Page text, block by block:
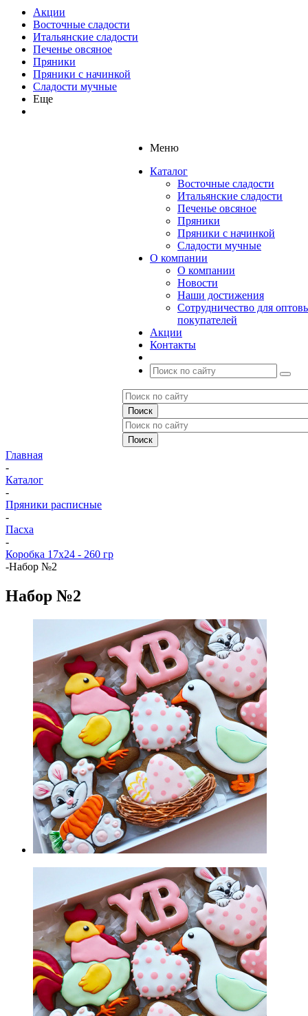
Акции
Восточные сладости
Итальянские сладости
Печенье овсяное
Пряники
Пряники с начинкой
Сладости мучные
Еще
Меню
Каталог
Восточные сладости
Итальянские сладости
Печенье овсяное
Пряники
Пряники с начинкой
Сладости мучные
О компании
О компании
Новости
Наши достижения
Сотрудничество для
покупателей
Акции
Контакты
Главная
-
Каталог
-
Пряники расписные
-
Пасха
-
Коробка 17x24 - 260 гр
-Набор №2
Набор №2